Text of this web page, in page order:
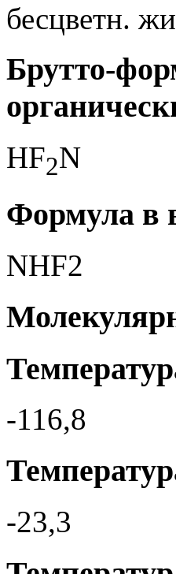
бесцветн.
Брутто-
HF2N
Формула в
NHF2
-116,8
-23,3